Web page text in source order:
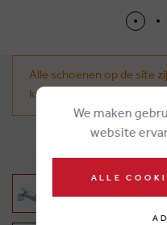
Alle schoenen op de site
kunnen tekenen van
We maken
website
ALLE